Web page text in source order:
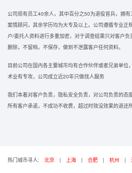
公司现有员工40余人，其中百分之50为退役官兵，拥
案情顾问，其余学历均为大专及以上。公司遵循专业正
户/委托人资料进行多重加密，对于调查结果只对客户
删除，不留档，不保存，做到不泄露客户任何资料。
目前公司在国内各主要城市均有合作伙伴或者兄弟单位
术业有专攻，公司成立近20年只做找人服务
我们本着对客户负责，隐私安全负责，对公司负责的态
所有客户承诺，不成功不收费，超过时效没效果的退还所
热门城市寻人: 北京 | 上海 | 合肥 | 杭州 |